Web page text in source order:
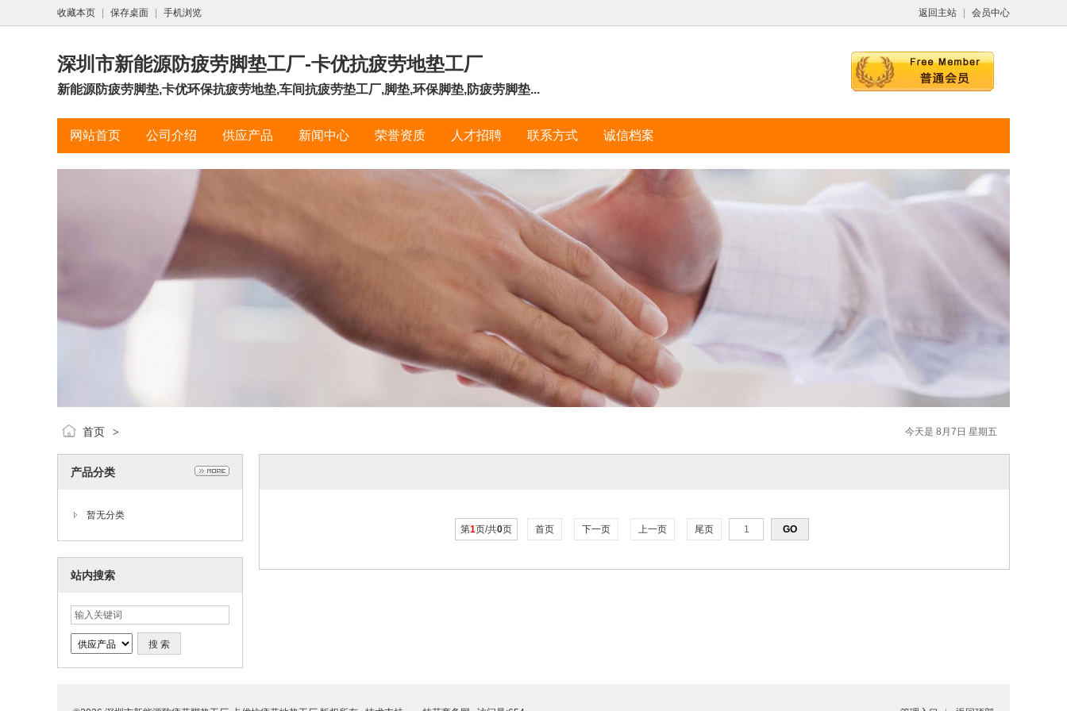
返回主站 会员中心
收藏本页 保存桌面 手机浏览
深圳市新能源防疲劳脚垫工厂-卡优抗疲劳地垫工厂
新能源防疲劳脚垫,卡优环保抗疲劳地垫,车间抗疲劳垫工厂,脚垫,环保脚垫,防疲劳脚垫...
网站首页 公司介绍 供应产品 新闻中心 荣誉资质 人才招聘 联系方式 诚信档案
今天是 8月7日 星期五
首页 >
产品分类
暂无分类
站内搜索
第1页/共0页 首页 下一页 上一页 尾页